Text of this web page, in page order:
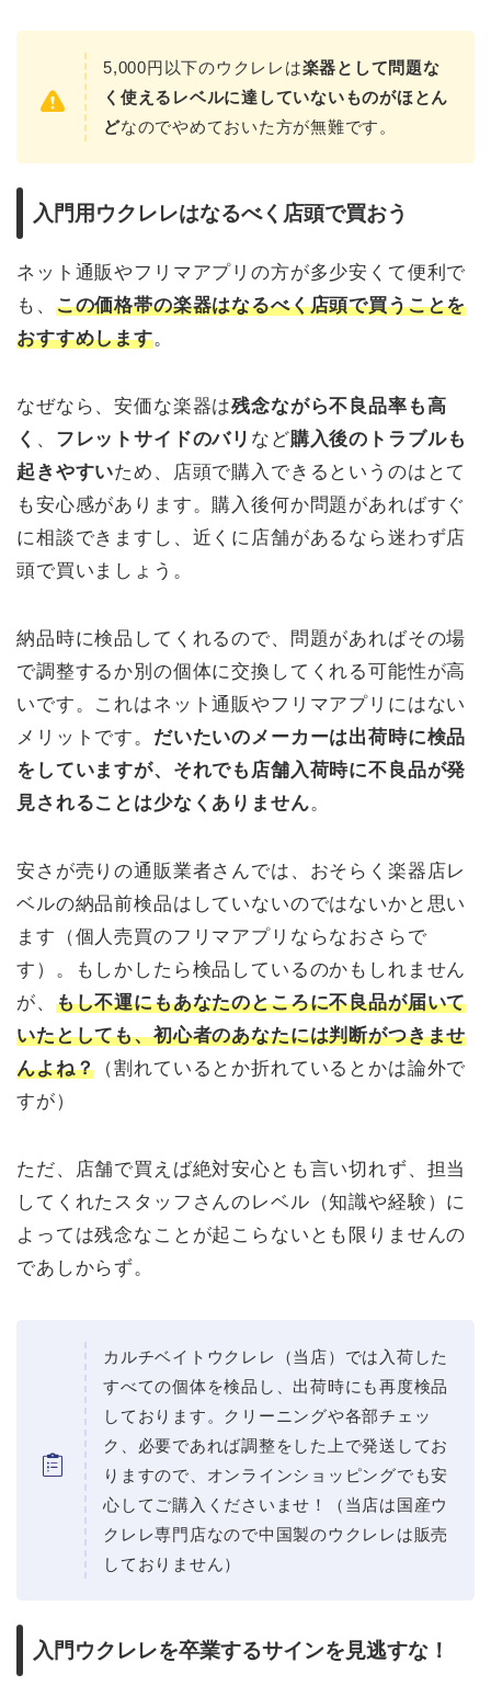
5,000円以下のウクレレは楽器として問題な
く使えるレベルに達していないものがほとん
どなのでやめておいた方が無難です。
入門用ウクレレはなるべく店頭で買おう
ネット通販やフリマアプリの方が多少安くて便利で
も、 この価格帯の楽器はなるべく店頭で買うことを
おすすめします。
なぜなら、安価な楽器は残念ながら不良品率も高
く 、 フレットサイドのバリ など購入後のトラブルも
起きやすいため、店頭で購入できるというのはとて
も安心感があります。購入後何か問題があればすぐ
に相談できますし、近くに店舗があるなら迷わず店
頭で買いましょう。
納品時に検品してくれるので、問題があればその場
で調整するか別の個体に交換してくれる可能性が高
いです。これはネット通販やフリマアプリにはない
メリットです。 だいたいのメーカーは出荷時に検品
をしていますが、それでも店舗入荷時に不良品が発
見されることは少なくありません。
安さが売りの通販業者さんでは、おそらく楽器店レ
ベルの納品前検品はしていないのではないかと思い
ます（個人売買のフリマアプリならなおさらで
す）。もしかしたら検品しているのかもしれません
が、 もし不運にもあなたのところに不良品が届いて
いたとしても、初心者のあなたには判断がつきませ
んよね？ （割れているとか折れているとかは論外で
すが）
ただ、店舗で買えば絶対安心とも言い切れず、担当
してくれたスタッフさんのレベル（知識や経験）に
よっては残念なことが起こらないとも限りませんの
であしからず。
カルチベイトウクレレ（当店）では入荷した
すべての個体を検品し、出荷時にも再度検品
しております。クリーニングや各部チェッ
ク、必要であれば調整をした上で発送してお
りますので、オンラインショッピングでも安
心してご購入くださいませ！（当店は国産ウ
クレレ専門店なので中国製のウクレレは販売
しておりません）
入門ウクレレを卒業するサインを見逃すな！